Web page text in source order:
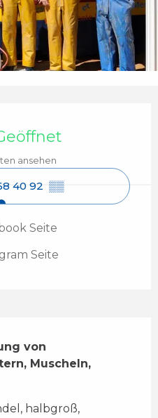
ansehen
40 92 ▒▒
Seite
Seite
von
Muscheln,
halbgroß,